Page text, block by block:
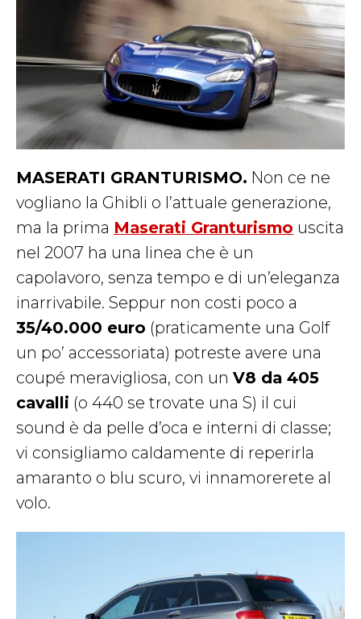
MASERATI GRANTURISMO. Non ce ne
vogliano la Ghibli o l’attuale generazione,
ma la prima Maserati Granturismo uscita
nel 2007 ha una linea che è un
capolavoro, senza tempo e di un’eleganza
inarrivabile. Seppur non costi poco a
35/40.000 euro (praticamente una Golf
un po’ accessoriata) potreste avere una
coupé meravigliosa, con un V8 da 405
cavalli (o 440 se trovate una S) il cui
sound è da pelle d’oca e interni di classe;
vi consigliamo caldamente di reperirla
amaranto o blu scuro, vi innamorerete al
volo.